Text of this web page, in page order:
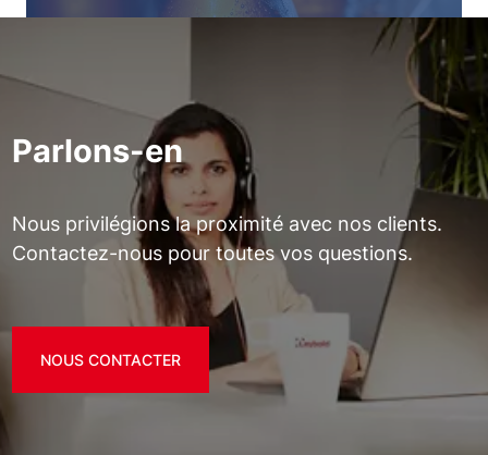
Parlons-en
Nous privilégions la proximité avec nos clients.
Contactez-nous pour toutes vos questions.
NOUS CONTACTER